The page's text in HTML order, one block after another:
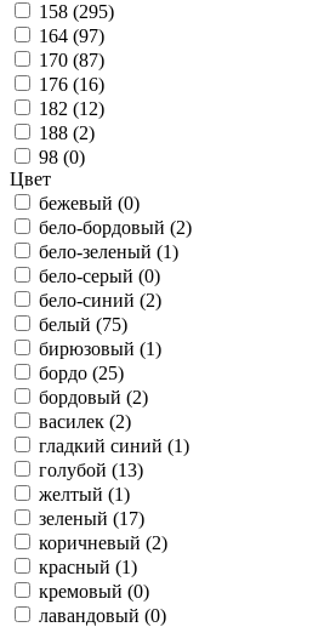
158 (295)
164 (97)
170 (87)
176 (16)
182 (12)
188 (2)
98 (0)
Цвет
бежевый (0)
бело-бордовый (2)
бело-зеленый (1)
бело-серый (0)
бело-синий (2)
белый (75)
бирюзовый (1)
бордо (25)
бордовый (2)
василек (2)
гладкий синий (1)
голубой (13)
желтый (1)
зеленый (17)
коричневый (2)
красный (1)
кремовый (0)
лавандовый (0)